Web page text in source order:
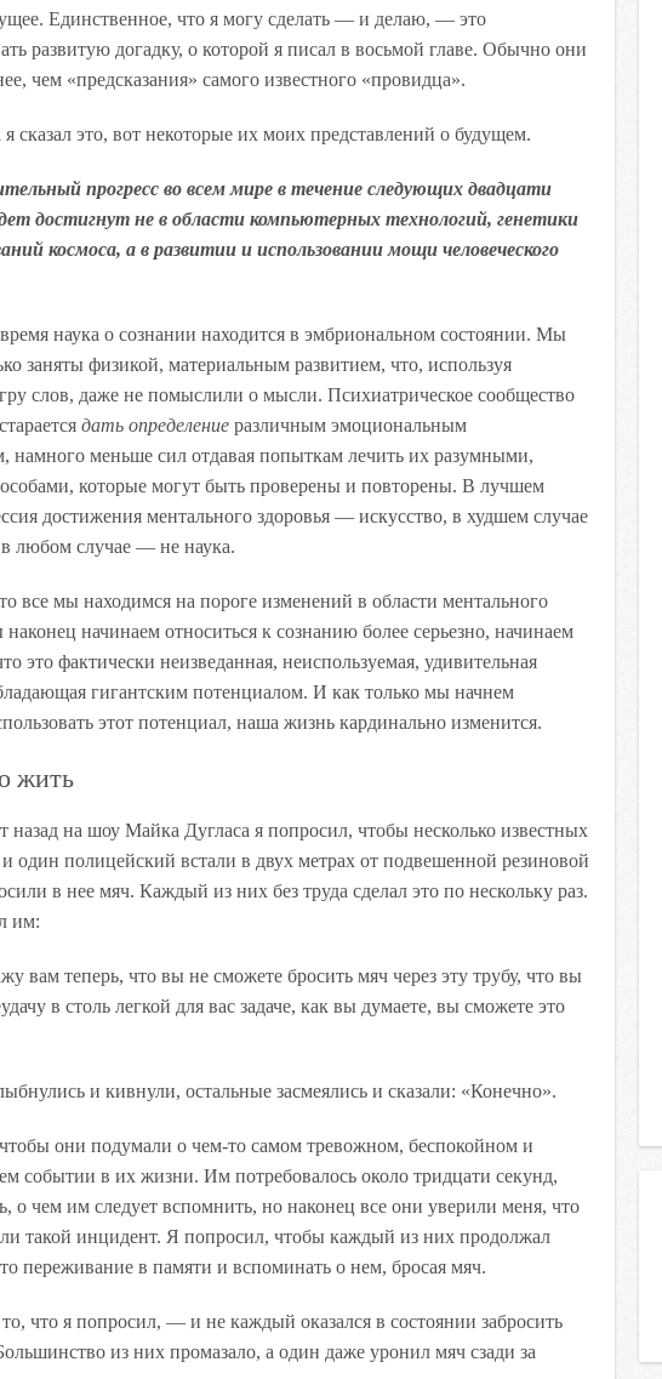
Единственное, что я могу сделать — и делаю, — это
развитую догадку, о которой я писал в восьмой главе. Обычно они
чем «предсказания» самого известного «провидца».
я сказал это, вот некоторые их моих представлений о будущем.
прогресс во всем мире в течение следующих двадцати
достигнут не в области компьютерных технологий, генетики
космоса, а в развитии и использовании мощи человеческого
наука о сознании находится в эмбриональном состоянии. Мы
заняты физикой, материальным развитием, что, используя
слов, даже не помыслили о мысли. Психиатрическое сообщество
дать определение различным эмоциональным
намного меньше сил отдавая попыткам лечить их разумными,
которые могут быть проверены и повторены. В лучшем
достижения ментального здоровья — искусство, в худшем случае
любом случае — не наука.
все мы находимся на пороге изменений в области ментального
начинаем относиться к сознанию более серьезно, начинаем
это фактически неизведанная, неиспользуемая, удивительная
гигантским потенциалом. И как только мы начнем
этот потенциал, наша жизнь кардинально изменится.
жить
назад на шоу Майка Дугласа я попросил, чтобы несколько известных
один полицейский встали в двух метрах от подвешенной резиновой
в нее мяч. Каждый из них без труда сделал это по нескольку раз.
им:
вам теперь, что вы не сможете бросить мяч через эту трубу, что вы
в столь легкой для вас задаче, как вы думаете, вы сможете это
и кивнули, остальные засмеялись и сказали: «Конечно».
они подумали о чем-то самом тревожном, беспокойном и
событии в их жизни. Им потребовалось около тридцати секунд,
о чем им следует вспомнить, но наконец все они уверили меня, что
такой инцидент. Я попросил, чтобы каждый из них продолжал
переживание в памяти и вспоминать о нем, бросая мяч.
что я попросил, — и не каждый оказался в состоянии забросить
из них промазало, а один даже уронил мяч сзади за